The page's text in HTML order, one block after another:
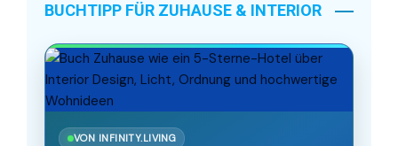
BUCHTIPP FÜR ZUHAUSE & INTERIOR
VON INFINITY.LIVING